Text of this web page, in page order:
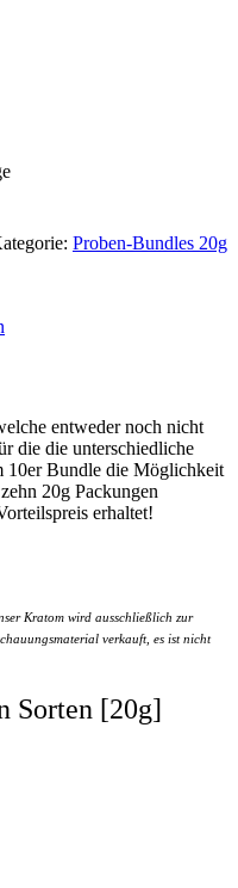
Proben-Bundles 20g
entweder noch nicht
die die unterschiedliche
10er Bundle die Möglichkeit
20g Packungen
erhaltet!
Kratom wird ausschließlich zur
verkauft, es ist nicht
Sorten [20g]